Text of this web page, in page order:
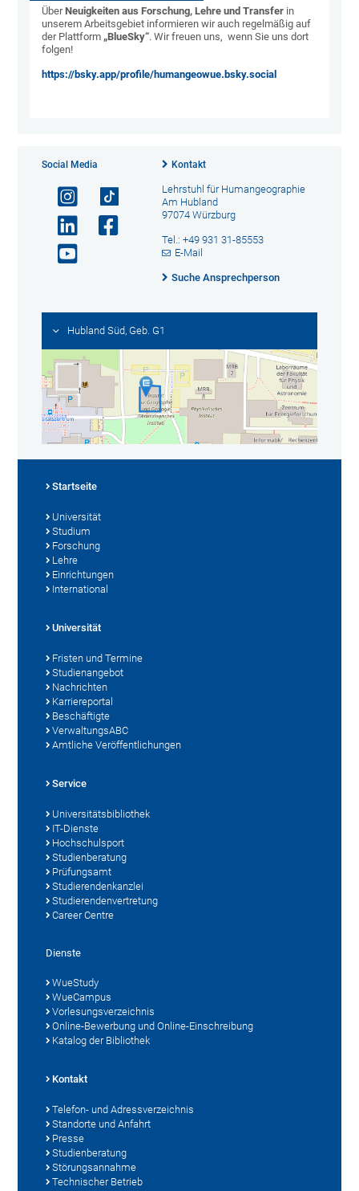
ÜberNeuigkeiten aus Forschung, Lehre und Transfer in
unserem Arbeitsgebiet informieren wir auch regelmäßig auf
der Plattform „BlueSky“. Wir freuen uns, wenn Sie uns dort
folgen!
https://bsky.app/profile/humangeowue.bsky.social
Social Media Kontakt
Lehrstuhl für Humangeographie
Am Hubland
97074 Würzburg
Tel.: +49 931 31-85553
E-Mail
Suche Ansprechperson
Hubland Süd, Geb. G1
Startseite
Universität
Studium
Forschung
Lehre
Einrichtungen
International
Universität
Fristen und Termine
Studienangebot
Nachrichten
Karriereportal
Beschäftigte
VerwaltungsABC
Amtliche Veröffentlichungen
Service
Universitätsbibliothek
IT-Dienste
Hochschulsport
Studienberatung
Prüfungsamt
Studierendenkanzlei
Studierendenvertretung
Career Centre
Dienste
WueStudy
WueCampus
Vorlesungsverzeichnis
Online-Bewerbung und Online-Einschreibung
Katalog der Bibliothek
Kontakt
Telefon- und Adressverzeichnis
Standorte und Anfahrt
Presse
Studienberatung
Störungsannahme
Technischer Betrieb